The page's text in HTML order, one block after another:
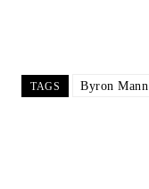
TAGS Byron Mann